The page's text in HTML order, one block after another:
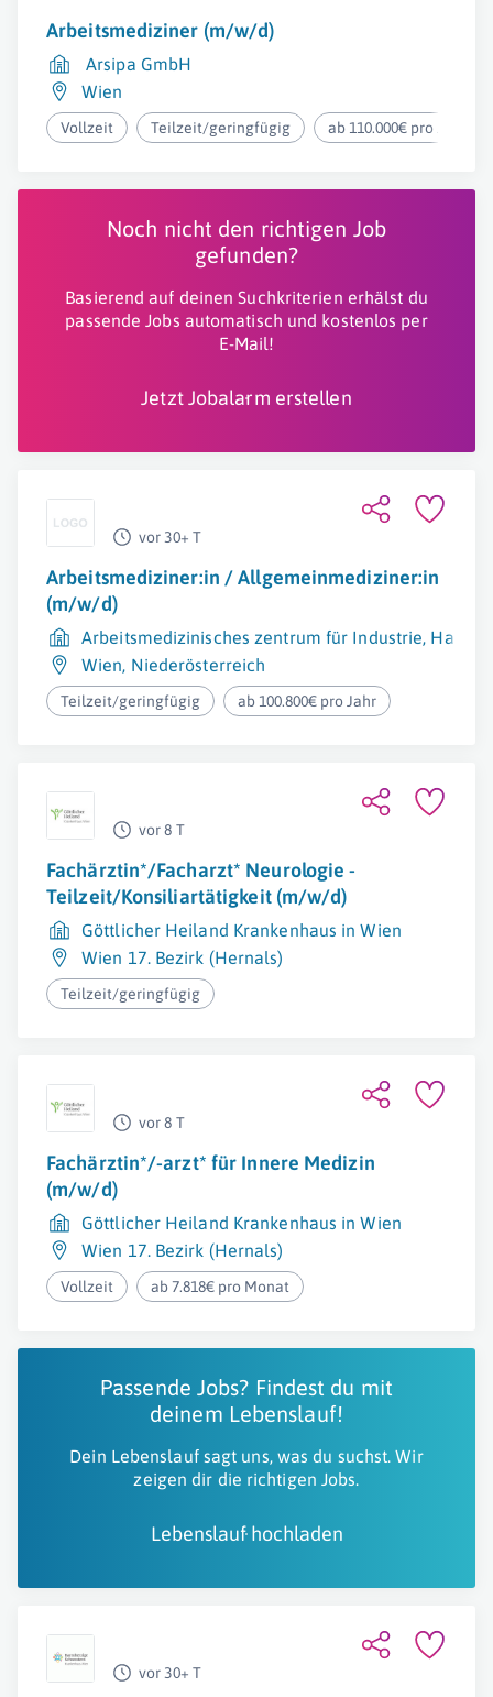
Arbeitsmediziner (m/w/d)
Arsipa GmbH
Wien
Vollzeit Teilzeit/geringfügig ab 110.000€ pro Jahr
Noch nicht den richtigen Job
gefunden?
Basierend auf deinen Suchkriterien erhälst du
passende Jobs automatisch und kostenlos per
E-Mail!
Jetzt Jobalarm erstellen
vor 30+ T
Arbeitsmediziner:in / Allgemeinmediziner:in
(m/w/d)
Arbeitsmedizinisches zentrum für Industrie,
Wien, Niederösterreich
Teilzeit/geringfügig ab 100.800€ pro Jahr
vor 8 T
Fachärztin*/Facharzt* Neurologie -
Teilzeit/Konsiliartätigkeit (m/w/d)
Göttlicher Heiland Krankenhaus in Wien
Wien 17. Bezirk (Hernals)
Teilzeit/geringfügig
vor 8 T
Fachärztin*/-arzt* für Innere Medizin
(m/w/d)
Göttlicher Heiland Krankenhaus in Wien
Wien 17. Bezirk (Hernals)
Vollzeit ab 7.818€ pro Monat
Passende Jobs? Findest du mit
deinem Lebenslauf!
Dein Lebenslauf sagt uns, was du suchst. Wir
zeigen dir die richtigen Jobs.
Lebenslauf hochladen
vor 30+ T